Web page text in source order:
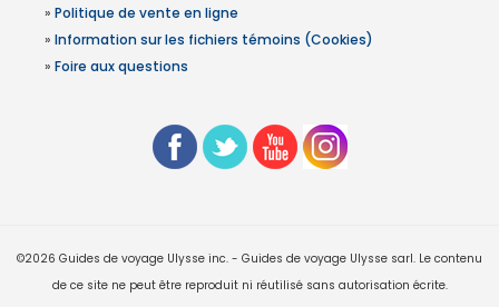
» Politique de vente en ligne
» Information sur les fichiers témoins (Cookies)
» Foire aux questions
©2026 Guides de voyage Ulysse inc. - Guides de voyage Ulysse sarl. Le contenu
de ce site ne peut être reproduit ni réutilisé sans autorisation écrite.